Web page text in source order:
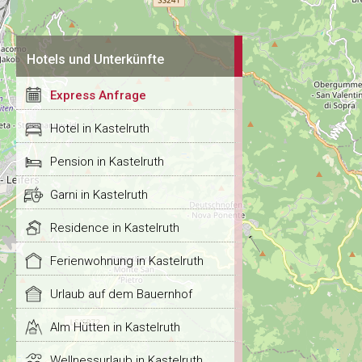
Hotels und Unterkünfte
Express Anfrage
Hotel in Kastelruth
Pension in Kastelruth
Garni in Kastelruth
Residence in Kastelruth
Ferienwohnung in Kastelruth
Urlaub auf dem Bauernhof
Alm Hütten in Kastelruth